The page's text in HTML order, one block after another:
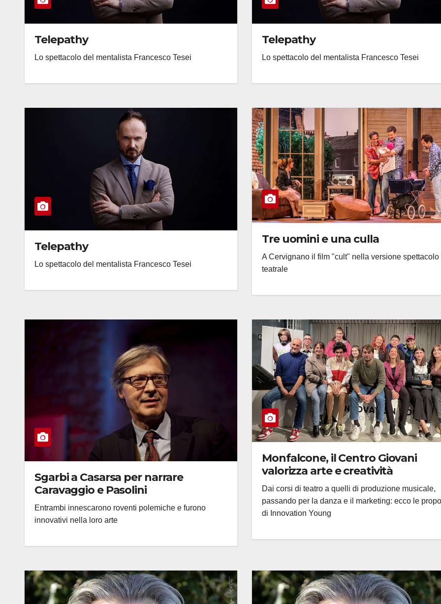
Telepathy
Lo spettacolo del mentalista Francesco Tesei
Telepathy
Lo spettacolo del mentalista Francesco Tesei
Telepathy
Lo spettacolo del mentalista Francesco Tesei
Tre uomini e una culla
A Cervignano il film "cult" nella versione spettacolo
teatrale
Sgarbi a Casarsa per narrare
Caravaggio e Pasolini
Entrambi innescarono roventi polemiche e furono
innovativi nella loro arte
Monfalcone, il Centro Giovani
valorizza arte e creatività
Dai corsi di teatro a quelli di produzione musicale,
passando per la danza e il marketing: ecco le
di Innovation Young